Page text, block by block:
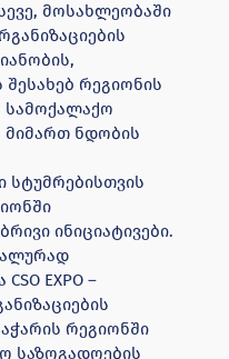
მოსახლეობაში
რეგიონის
მიმართ ნდობის
ინიციატივები.
EXPO –
რეგიონში
საზოგადოების